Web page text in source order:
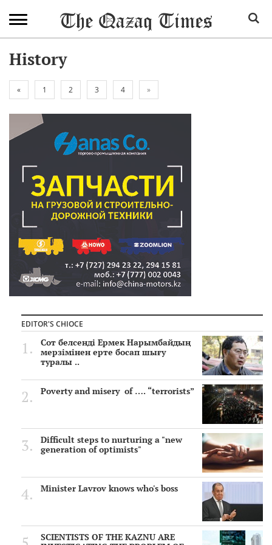
History
« 1 2 3 4 »
EDITOR'S CHIOCE
Сот белсенді Ермек Нарымбайдың
мерзімінен ерте босап шығу
туралы ..
Poverty and misery of …. “terrorists”
Difficult steps to nurturing a "new
generation of optimists"
Minister Lavrov knows who's boss
SCIENTISTS OF THE KAZNU ARE